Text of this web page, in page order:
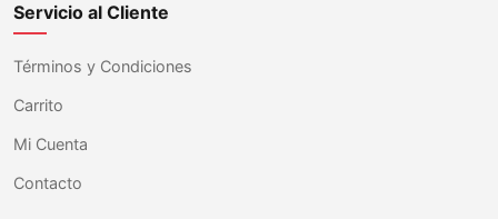
Servicio al Cliente
Términos y Condiciones
Carrito
Mi Cuenta
Contacto